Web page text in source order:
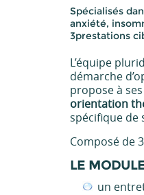
Spécialisés
anxiété,
3prestations
L’équipe
démarche
propose à
orientation
spécifique de
Composé de
LE
un